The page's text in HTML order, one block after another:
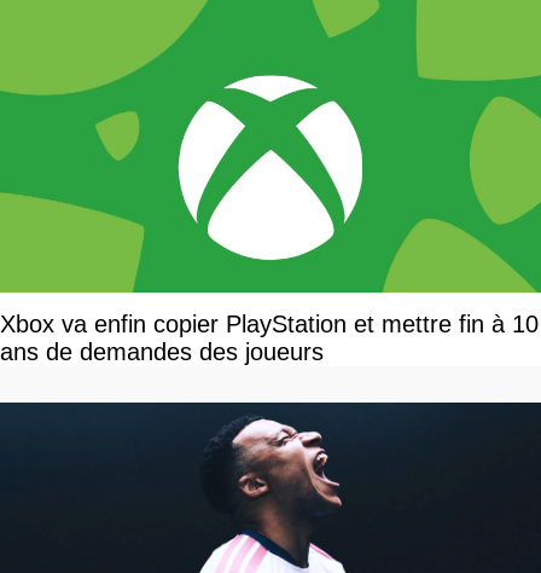
Xbox va enfin copier PlayStation et mettre fin à 10
ans de demandes des joueurs